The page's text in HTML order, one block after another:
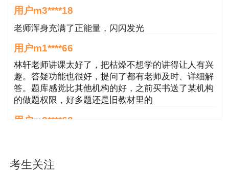
用户m3****18
老师浑身充满了正能量，闪闪发光
用户m1****66
林轩老师讲课太好了，把枯燥不想学的讲得让人有兴
趣。答疑功能也很好，提问了都有老师及时、详细解
答。题库感觉比其他机构的好，之前买书送了某机构
的做题权限，好多题还是旧教材里的
用户m2****68
林轩老师讲得好，复杂的知识讲的深入浅出，能够听
考生关注